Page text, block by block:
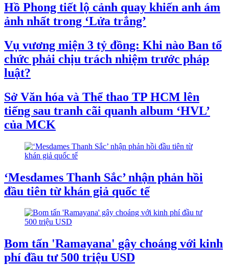
Hồ Phong tiết lộ cảnh quay khiến anh ám
ảnh nhất trong ‘Lửa trắng’
Vụ vương miện 3 tỷ đồng: Khi nào Ban tổ
chức phải chịu trách nhiệm trước pháp
luật?
Sở Văn hóa và Thể thao TP HCM lên
tiếng sau tranh cãi quanh album ‘HVL’
của MCK
‘Mesdames Thanh Sắc’ nhận phản hồi
đầu tiên từ khán giả quốc tế
Bom tấn 'Ramayana' gây choáng với kinh
phí đầu tư 500 triệu USD